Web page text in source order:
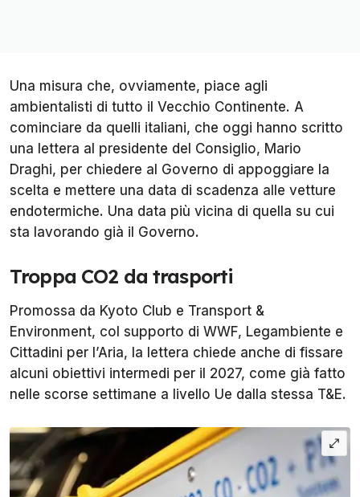
Una misura che, ovviamente, piace agli
ambientalisti di tutto il Vecchio Continente. A
cominciare da quelli italiani, che oggi hanno scritto
una lettera al presidente del Consiglio, Mario
Draghi, per chiedere al Governo di appoggiare la
scelta e mettere una data di scadenza alle vetture
endotermiche. Una data più vicina di quella su cui
sta lavorando già il Governo.
Troppa CO2 da trasporti
Promossa da Kyoto Club e Transport &
Environment, col supporto di WWF, Legambiente e
Cittadini per l’Aria, la lettera chiede anche di fissare
alcuni obiettivi intermedi per il 2027, come già fatto
nelle scorse settimane a livello Ue dalla stessa T&E.